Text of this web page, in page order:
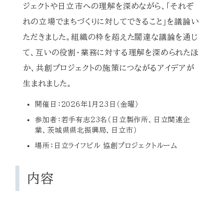
ジェクトや日立市への理解を深めながら、「それぞ
れの立場でまちづくりに対してできること」を議論い
ただきました。組織の枠を超えた闊達な議論を通じ
て、互いの役割・業務に対する理解を深められたほ
か、共創プロジェクトの施策につながるアイデアが
生まれました。
開催日：2026年1月23日（金曜）
参加者：若手有志23名（日立製作所、日立関連企
業、茨城県県北振興局、日立市）
場所：日立ライフビル 協創プロジェクトルーム
内容